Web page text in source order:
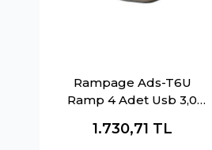
Rampage Ads-T6U
Ramp 4 Adet Usb 3,0
Alüminyum Dizüstü
1.730,71 TL